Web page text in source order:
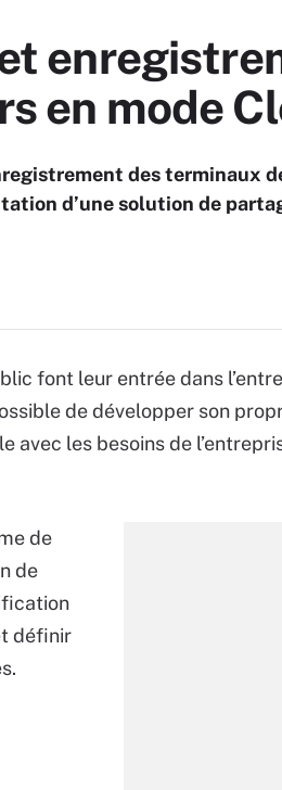
en mode
des terminaux
d’une solution de
font leur entrée dans
de développer son
les besoins de
de
de
définir